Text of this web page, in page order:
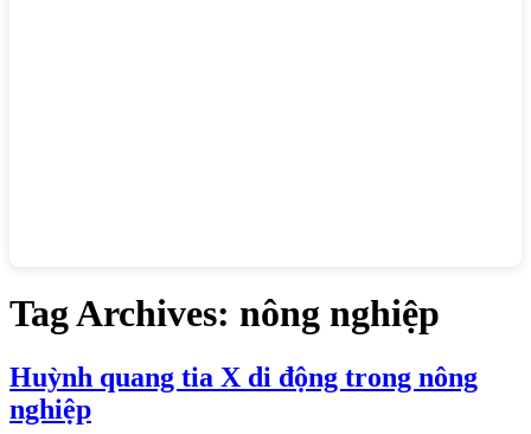
Tag Archives: nông nghiệp
Huỳnh quang tia X di động trong nông
nghiệp